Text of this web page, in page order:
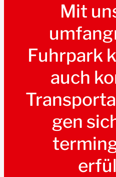
Mit
Fuhrpark
auch
gen